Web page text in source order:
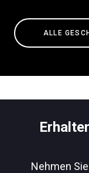
ALLE
Nehmen
Gruppe
Geschichte
Unsere